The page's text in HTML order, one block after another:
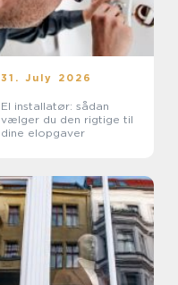
31. July 2026
El installatør: sådan
vælger du den rigtige til
dine elopgaver